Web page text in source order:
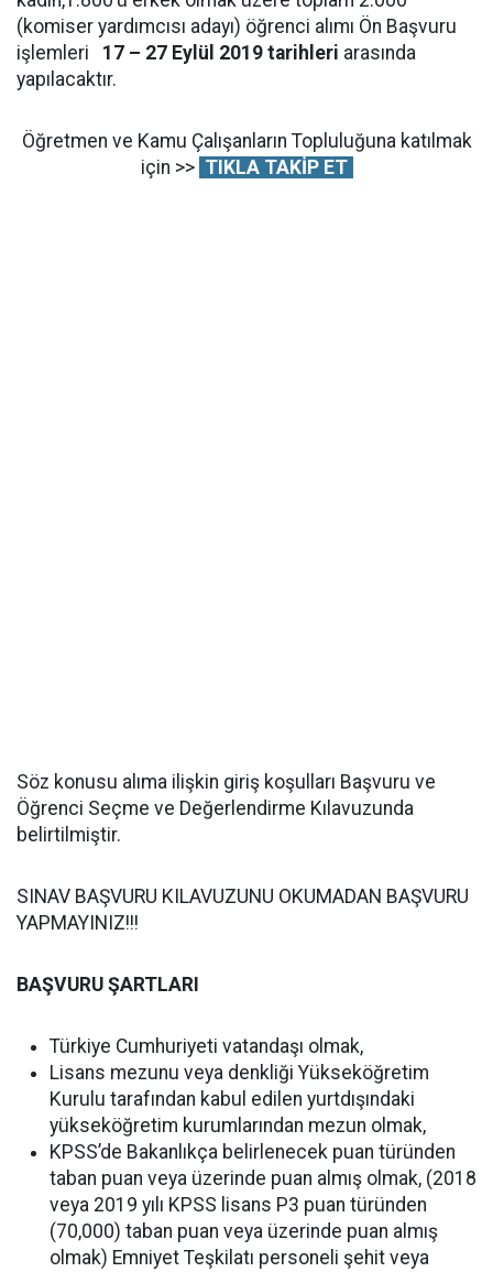
(komiser yardımcısı adayı) öğrenci alımı Ön Başvuru
işlemleri
17 – 27 Eylül 2019 tarihleri arasında
yapılacaktır.
Öğretmen ve Kamu Çalışanların Topluluğuna katılmak
için >> TIKLA TAKİP ET
Söz konusu alıma ilişkin giriş koşulları Başvuru ve
Öğrenci Seçme ve Değerlendirme Kılavuzunda
belirtilmiştir.
SINAV BAŞVURU KILAVUZUNU OKUMADAN BAŞVURU
YAPMAYINIZ!!!
BAŞVURU ŞARTLARI
Türkiye Cumhuriyeti vatandaşı olmak,
Lisans mezunu veya denkliği Yükseköğretim
Kurulu tarafından kabul edilen yurtdışındaki
yükseköğretim kurumlarından mezun olmak,
KPSS’de Bakanlıkça belirlenecek puan türünden
taban puan veya üzerinde puan almış olmak, (2018
veya 2019 yılı KPSS lisans P3 puan türünden
(70,000) taban puan veya üzerinde puan almış
olmak) Emniyet Teşkilatı personeli şehit veya